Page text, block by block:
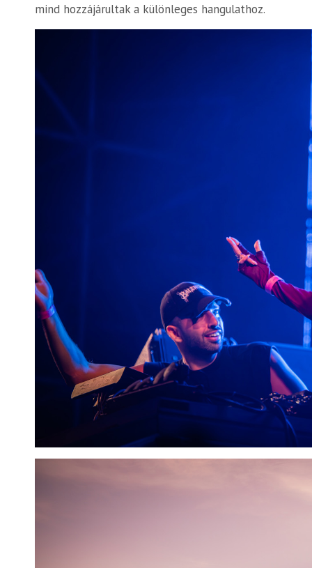
mind hozzájárultak a különleges hangulathoz.